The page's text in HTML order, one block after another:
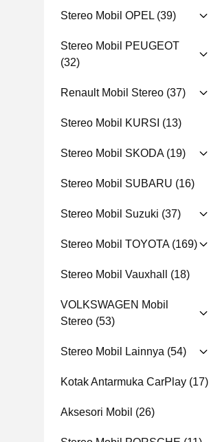
Stereo Mobil OPEL (39)
Stereo Mobil PEUGEOT
(32)
Renault Mobil Stereo (37)
Stereo Mobil KURSI (13)
Stereo Mobil SKODA(19)
Stereo Mobil SUBARU (16)
Stereo Mobil Suzuki (37)
Stereo Mobil TOYOTA(169)
Stereo Mobil Vauxhall (18)
VOLKSWAGEN Mobil
Stereo (53)
Stereo Mobil Lainnya (54)
Kotak Antarmuka CarPlay (17)
Aksesori Mobil (26)